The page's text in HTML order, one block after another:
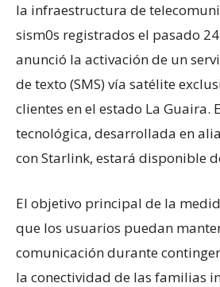
la infraestructura de
sism0s registrados el pasado
anunció la activación de un
de texto (SMS) vía satélite
clientes en el estado La Guaira.
tecnológica, desarrollada en
con Starlink, estará disponible
El objetivo principal de la
que los usuarios puedan
comunicación durante
la conectividad de las familias